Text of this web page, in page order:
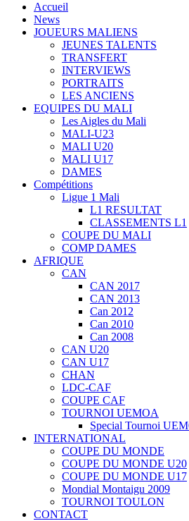
Accueil
News
JOUEURS MALIENS
JEUNES TALENTS
TRANSFERT
INTERVIEWS
PORTRAITS
LES ANCIENS
EQUIPES DU MALI
Les Aigles du Mali
MALI-U23
MALI U20
MALI U17
DAMES
Compétitions
Ligue 1 Mali
L1 RESULTAT
CLASSEMENTS L1
COUPE DU MALI
COMP DAMES
AFRIQUE
CAN
CAN 2017
CAN 2013
Can 2012
Can 2010
Can 2008
CAN U20
CAN U17
CHAN
LDC-CAF
COUPE CAF
TOURNOI UEMOA
Special Tournoi
INTERNATIONAL
COUPE DU MONDE
COUPE DU MONDE U20
COUPE DU MONDE U17
Mondial Montaigu 2009
TOURNOI TOULON
CONTACT